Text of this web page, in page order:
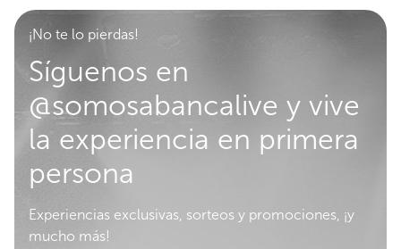
¡No te lo pierdas!
Síguenos en
@somosabancalive y vive
la experiencia en primera
persona
Experiencias exclusivas, sorteos y promociones, ¡y
mucho más!